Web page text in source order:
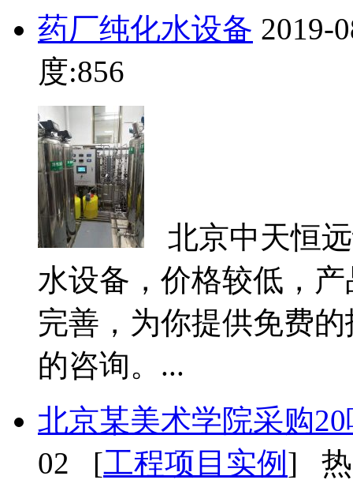
药厂纯化水设备 2019-
度:856
北京中天恒
水设备，价格较低，
完善，为你提供免费
的咨询。...
北京某美术学院采购
02 [工程项目实例 ] 热